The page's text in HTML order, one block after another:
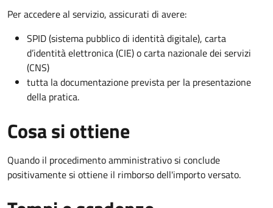
Per accedere al servizio, assicurati di avere:
SPID (sistema pubblico di identità digitale), carta
d’identità elettronica (CIE) o carta nazionale dei servizi
(CNS)
tutta la documentazione prevista per la presentazione
della pratica.
Cosa si ottiene
Quando il procedimento amministrativo si conclude
positivamente si ottiene il rimborso dell'importo versato.